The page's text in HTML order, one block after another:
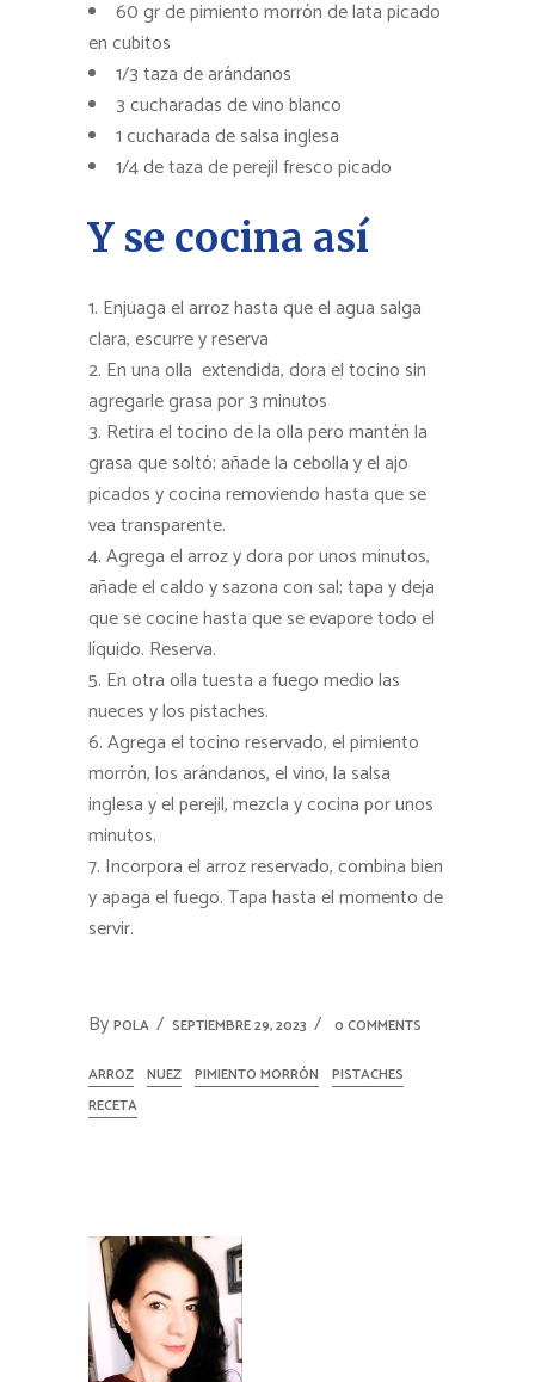
60 gr de pimiento morrón de lata picado
en cubitos
1/3 taza de arándanos
3 cucharadas de vino blanco
1 cucharada de salsa inglesa
1/4 de taza de perejil fresco picado
Y se cocina así
Enjuaga el arroz hasta que el agua salga
clara, escurre y reserva
En una olla extendida, dora el tocino sin
agregarle grasa por 3 minutos
Retira el tocino de la olla pero mantén la
grasa que soltó; añade la cebolla y el ajo
picados y cocina removiendo hasta que se
vea transparente.
Agrega el arroz y dora por unos minutos,
añade el caldo y sazona con sal; tapa y deja
que se cocine hasta que se evapore todo el
líquido. Reserva.
En otra olla tuesta a fuego medio las
nueces y los pistaches.
Agrega el tocino reservado, el pimiento
morrón, los arándanos, el vino, la salsa
inglesa y el perejil, mezcla y cocina por unos
minutos.
Incorpora el arroz reservado, combina bien
y apaga el fuego. Tapa hasta el momento de
servir.
By POLA SEPTIEMBRE 29, 2023 0 COMMENTS
ARROZ NUEZ PIMIENTO MORRÓN
PISTACHES
RECETA